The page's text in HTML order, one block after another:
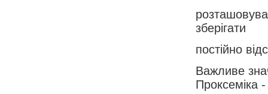
зберігати
постійно
Важливе
Проксеміка -